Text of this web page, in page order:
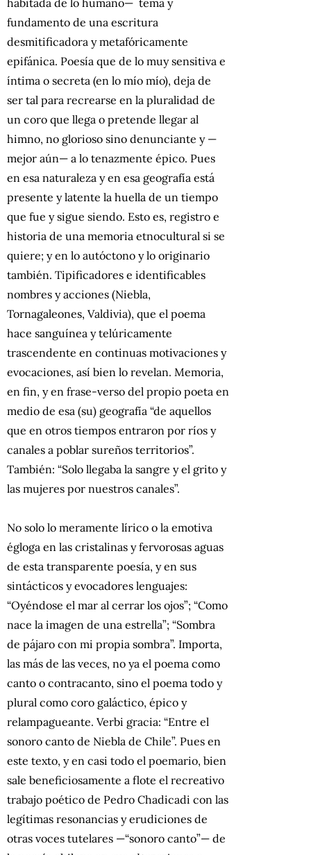
fundamento de una escritura
desmitificadora y metafóricamente
epifánica. Poesía que de lo muy sensitiva e
íntima o secreta (en lo mío mío), deja de
ser tal para recrearse en la pluralidad de
un coro que llega o pretende llegar al
himno, no glorioso sino denunciante y —
mejor aún— a lo tenazmente épico. Pues
en esa naturaleza y en esa geografía está
presente y latente la huella de un tiempo
que fue y sigue siendo. Esto es, registro e
historia de una memoria etnocultural si se
quiere; y en lo autóctono y lo originario
también. Tipificadores e identificables
nombres y acciones (Niebla,
Tornagaleones, Valdivia), que el poema
hace sanguínea y telúricamente
trascendente en continuas motivaciones y
evocaciones, así bien lo revelan. Memoria,
en fin, y en frase-verso del propio poeta en
medio de esa (su) geografía “de aquellos
que en otros tiempos entraron por ríos y
canales a poblar sureños territorios”.
También: “Solo llegaba la sangre y el grito y
las mujeres por nuestros canales”.
No solo lo meramente lírico o la emotiva
égloga en las cristalinas y fervorosas aguas
de esta transparente poesía, y en sus
sintácticos y evocadores lenguajes:
“Oyéndose el mar al cerrar los ojos”; “Como
nace la imagen de una estrella”; “Sombra
de pájaro con mi propia sombra”. Importa,
las más de las veces, no ya el poema como
canto o contracanto, sino el poema todo y
plural como coro galáctico, épico y
relampagueante. Verbi gracia: “Entre el
sonoro canto de Niebla de Chile”. Pues en
este texto, y en casi todo el poemario, bien
sale beneficiosamente a flote el recreativo
trabajo poético de Pedro Chadicadi con las
legítimas resonancias y erudiciones de
otras voces tutelares —“sonoro canto”— de